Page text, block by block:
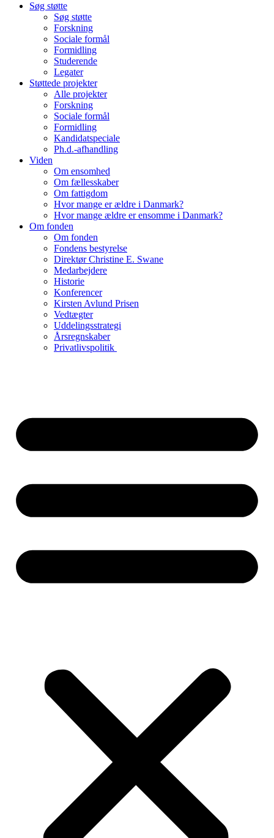
Søg støtte
Søg støtte
Forskning
Sociale formål
Formidling
Studerende
Legater
Støttede projekter
Alle projekter
Forskning
Sociale formål
Formidling
Kandidatspeciale
Ph.d.-afhandling
Viden
Om ensomhed
Om fællesskaber
Om fattigdom
Hvor mange er ældre i Danmark?
Hvor mange ældre er ensomme i Danmark?
Om fonden
Om fonden
Fondens bestyrelse
Direktør Christine E. Swane
Medarbejdere
Historie
Konferencer
Kirsten Avlund Prisen
Vedtægter
Uddelingsstrategi
Årsregnskaber
Privatlivspolitik